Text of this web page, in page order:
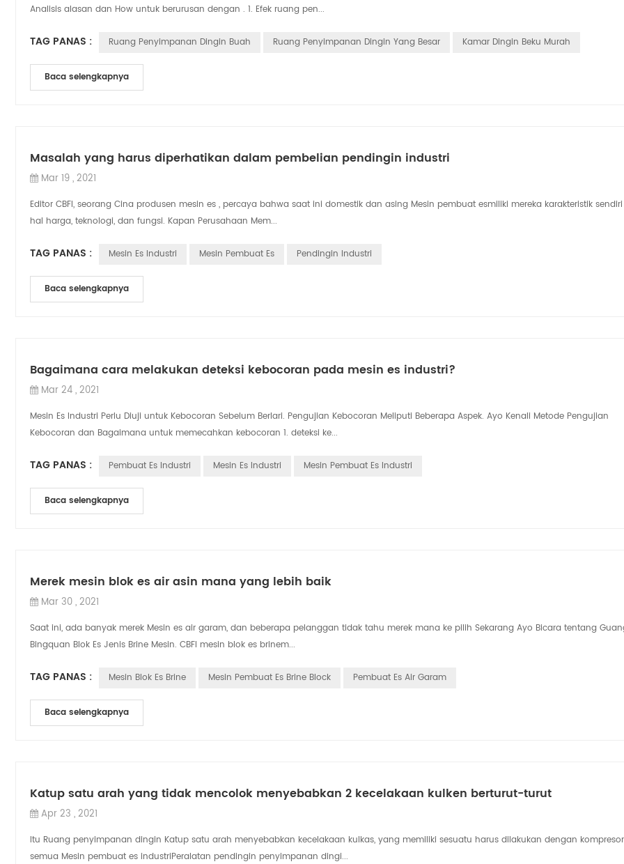
Analisis alasan dan How untuk berurusan dengan . 1. Efek ruang pen...
TAG PANAS : Ruang Penyimpanan Dingin Buah Ruang Penyimpanan Dingin Yang Besar Kamar Dingin Beku Murah
Baca selengkapnya
Masalah yang harus diperhatikan dalam pembelian pendingin industri
Mar 19 , 2021
Editor CBFI, seorang Cina produsen mesin es , percaya bahwa saat ini domestik dan asing Mesin pembuat esmiliki mereka karakteristik
hal harga, teknologi, dan fungsi. Kapan Perusahaan Mem...
TAG PANAS : Mesin Es Industri Mesin Pembuat Es Pendingin Industri
Baca selengkapnya
Bagaimana cara melakukan deteksi kebocoran pada mesin es industri?
Mar 24 , 2021
Mesin Es Industri Perlu Diuji untuk Kebocoran Sebelum Berlari. Pengujian Kebocoran Meliputi Beberapa Aspek. Ayo Kenali Metode Pengujian
Kebocoran dan Bagaimana untuk memecahkan kebocoran 1. deteksi ke...
TAG PANAS : Pembuat Es Industri Mesin Es Industri Mesin Pembuat Es Industri
Baca selengkapnya
Merek mesin blok es air asin mana yang lebih baik
Mar 30 , 2021
Saat ini, ada banyak merek Mesin es air garam, dan beberapa pelanggan tidak tahu merek mana ke pilih Sekarang Ayo Bicara tentang
Bingquan Blok Es Jenis Brine Mesin. CBFI mesin blok es brinem...
TAG PANAS : Mesin Blok Es Brine Mesin Pembuat Es Brine Block Pembuat Es Air Garam
Baca selengkapnya
Katup satu arah yang tidak mencolok menyebabkan 2 kecelakaan kulken berturut-turut
Apr 23 , 2021
Itu Ruang penyimpanan dingin Katup satu arah menyebabkan kecelakaan kulkas, yang memiliki sesuatu harus dilakukan dengan
semua Mesin pembuat es industriPeralatan pendingin penyimpanan dingi...